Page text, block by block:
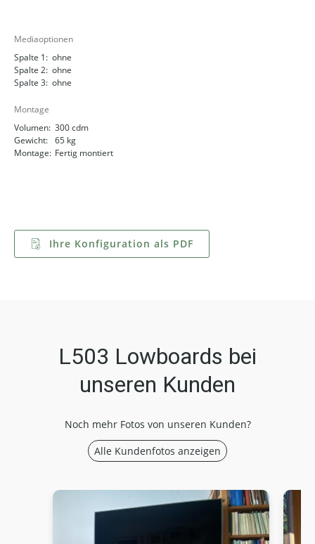
Mediaoptionen
Spalte 1: ohne
Spalte 2: ohne
Spalte 3: ohne
Montage
Volumen: 300 cdm
Gewicht: 65 kg
Montage: Fertig montiert
Ihre Konfiguration als PDF
L503 Lowboards bei
unseren Kunden
Noch mehr Fotos von unseren Kunden?
Alle Kundenfotos anzeigen